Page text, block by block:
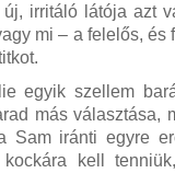
irritáló látója azt
mi – a felelős, és
egyik szellem
más választása,
Sam iránti egyre
kell